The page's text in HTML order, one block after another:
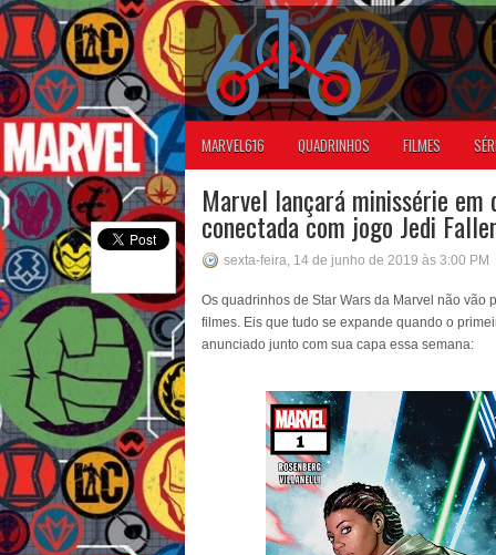
MARVEL616 QUADRINHOS FILMES
Marvel lançará minissérie em
conectada com jogo Jedi
sexta-feira, 14 de junho de 2019 às 3:00 PM
Os quadrinhos de Star Wars da Marvel não vão
filmes. Eis que tudo se expande quando o
anunciado junto com sua capa essa semana: